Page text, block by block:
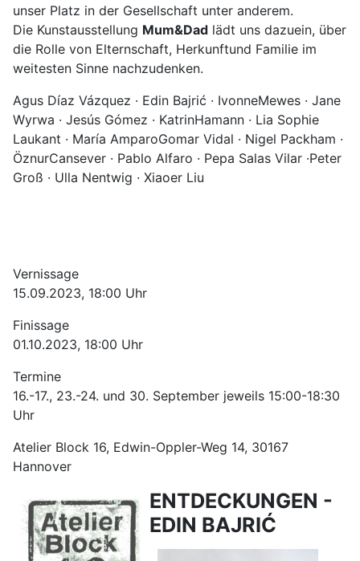
unser Platz in der Gesellschaft unter anderem.
Die Kunstausstellung Mum&Dad lädt uns dazuein, über
die Rolle von Elternschaft, Herkunftund Familie im
weitesten Sinne nachzudenken.
Agus Díaz Vázquez · Edin Bajrić · IvonneMewes · Jane
Wyrwa · Jesús Gómez · KatrinHamann · Lia Sophie
Laukant · María AmparoGomar Vidal · Nigel Packham ·
ÖznurCansever · Pablo Alfaro · Pepa Salas Vilar ·Peter
Groß · Ulla Nentwig · Xiaoer Liu
Vernissage
15.09.2023, 18:00 Uhr
Finissage
01.10.2023, 18:00 Uhr
Termine
16.-17., 23.-24. und 30. September jeweils 15:00-18:30
Uhr
Atelier Block 16, Edwin-Oppler-Weg 14, 30167
Hannover
ENTDECKUNGEN -
EDIN BAJRIĆ